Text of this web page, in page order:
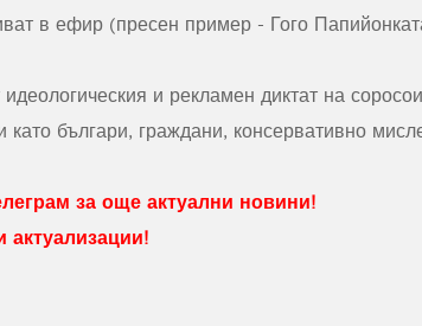
в ефир (пресен пример - Гого
и рекламен диктат на
българи, граждани, консервативно
за още актуални новини!